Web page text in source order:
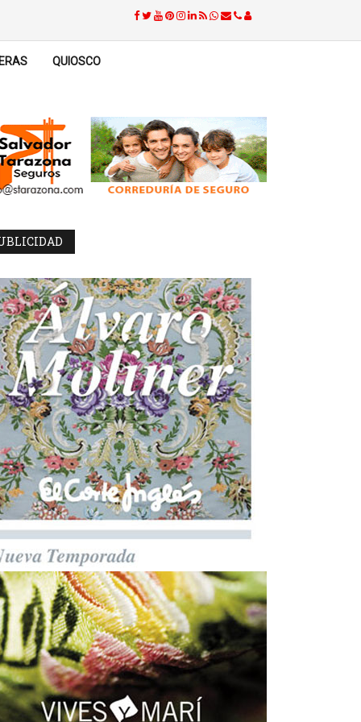
QUIOSCO